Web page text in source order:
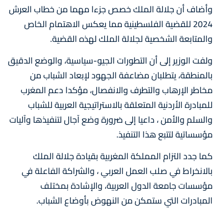
وأضاف أن جلالة الملك خصص جزءا مهما من خطاب العرش
2024 للقضية الفلسطينية مما يعكس الاهتمام الخاص
والمتابعة الشخصية لجلالة الملك لهذه القضية.
ولفت الوزير إلى أن التطورات الجيو-سياسية، والوضع الدقيق
بالمنطقة، يتطلبان مضاعفة الجهود لإبعاد الشباب من
مخاطر الإرهاب والتطرف والانفصال، مؤكدا دعم المغرب
للمبادرة الأردنية المتعلقة بالاستراتيجية العربية للشباب
والسلم والأمن ، داعيا إلى ضرورة وضع آجال لتنفيذها وآليات
مؤسساتية لتتبع هذا التنفيذ.
كما جدد التزام المملكة المغربية بقيادة جلالة الملك
بالانخراط في صلب العمل العربي ، والشراكة الفاعلة في
مؤسسات جامعة الدول العربية، والإشادة بمختلف
المبادرات التي ستمكن من النهوض بأوضاع الشباب.